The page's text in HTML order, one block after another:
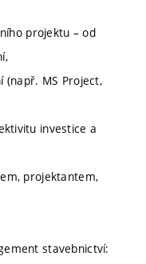
projektu – od
(např. MS Project,
investice a
projektantem,
stavebnictví: